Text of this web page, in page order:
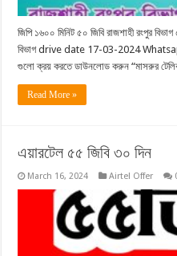
জিপি ১৬০০ মিনিট ৫০ জিবি রাজশাহী রংপুর
বিভাগ drive date 17-03-2024
গুলো ক্রয় করতে ডাউনলোড করুন “মাসরুর
Read More »
এয়ারটেল ৫৫ জিবি ৩০ দিন
March 16, 2024 Airtel Offer